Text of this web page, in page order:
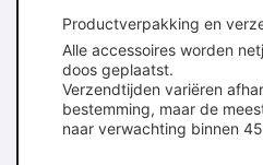
Productverpakking en
Alle accessoires worden
doos geplaatst.
Verzendtijden variëren
bestemming, maar de
naar verwachting binnen